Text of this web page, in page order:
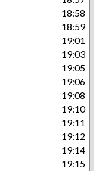
18:58
18:59
19:01
19:03
19:05
19:06
19:08
19:10
19:11
19:12
19:14
19:15